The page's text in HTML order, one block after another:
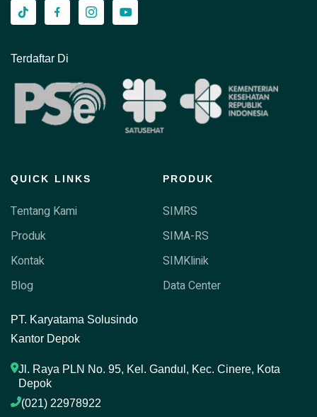
Terdaftar Di
QUICK LINKS
Tentang Kami
Produk
Kontak
Blog
PRODUK
SIMRS
SIMA-RS
SIMKlinik
Data Center
PT. Karyatama Solusindo
Kantor Depok
Jl. Raya PLN No. 95, Kel. Gandul, Kec. Cinere, Kota
Depok
(021) 22978922